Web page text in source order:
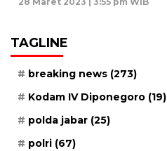
TAGLINE
breaking news (273)
Kodam IV Diponegoro (19)
polda jabar (25)
polri (67)